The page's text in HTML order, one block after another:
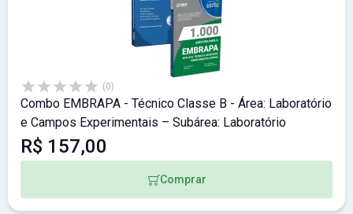
(0)
Combo EMBRAPA - Técnico Classe B - Área: Laboratório
e Campos Experimentais – Subárea: Laboratório
R$ 157,00
Comprar